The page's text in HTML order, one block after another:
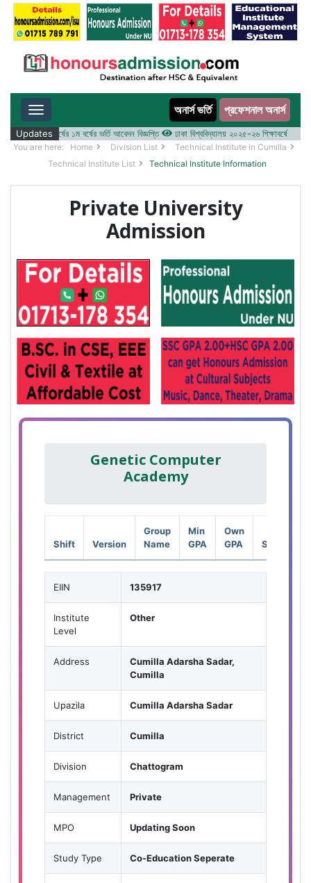
Toggle navigation অনার্স ভর্তি প্রফেশনাল অনার্স
Updates
২৬ শিক্ষাবর্ষের ১ম বর্ষের ভর্তি আবেদন বিজ্ঞপ্তি ঢাকা বিশ্ববিদ্যালয় ২০২৫-২৬ শিক্ষাবর্ষে
You are here: Home Division List
Technical Institute in Cumilla
Technical Institute List
Technical Institute Information
Private University
Admission
Genetic Computer
Academy
Shift Version
Group
Name
Min
GPA
Own
GPA
Seat
EIIN 135917
Institute
Level
Other
Address
Cumilla Adarsha Sadar,
Cumilla
Upazila Cumilla Adarsha Sadar
District Cumilla
Division Chattogram
Management Private
MPO Updating Soon
Study Type Co-Education Seperate